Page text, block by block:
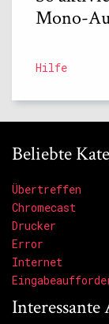
Mono-
Hilfe
Beliebte
Übertreffen
Chromecast
Drucker
Error
Internet